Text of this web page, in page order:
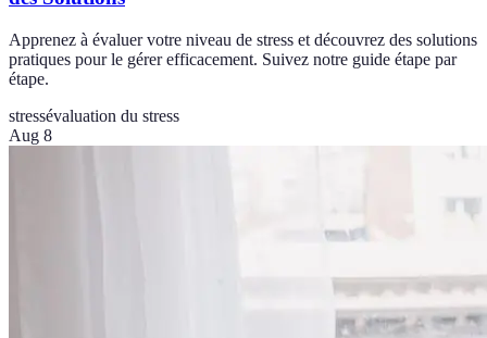
Apprenez à évaluer votre niveau de stress et découvrez des solutions
pratiques pour le gérer efficacement. Suivez notre guide étape par
étape.
stressévaluation du stress
Aug 8